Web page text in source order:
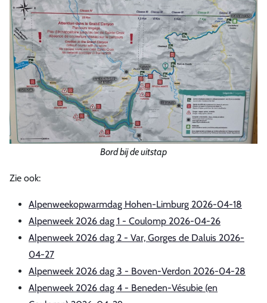
Bord bij de uitstap
Zie ook:
Alpenweekopwarmdag Hohen-Limburg 2026-04-18
Alpenweek 2026 dag 1 - Coulomp 2026-04-26
Alpenweek 2026 dag 2 - Var, Gorges de Daluis 2026-
04-27
Alpenweek 2026 dag 3 - Boven-Verdon 2026-04-28
Alpenweek 2026 dag 4 - Beneden-Vésubie (en